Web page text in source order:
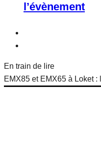
l’évènement
En train de lire
EMX85 et EMX65 à Loket